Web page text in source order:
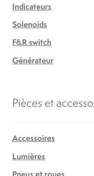
Indicateurs
Solenoids
F&R switch
Générateur
Pièces et
Accessoires
Lumières